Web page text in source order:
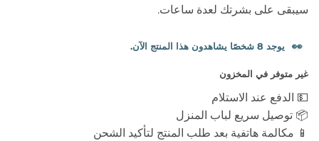
سيبقى على بشرتك لعدة ساعات.
👀 يوجد 8 شخصًا يشاهدون هذا المنتج الآن.
غير متوفر في المخزون
💵 الدفع عند الاستلام
📦 توصيل سريع لباب المنزل
📱 مكالمة هاتفية بعد طلب المنتج لتأكيد الشحن